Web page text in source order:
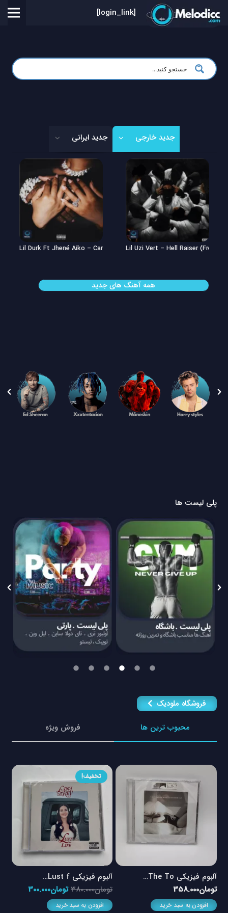
[login_link]
جدید خارجی جدید ایرانی
Lil Durk Ft Jhené Aiko – Can’t
Lil Uzi Vert – Double See
همه آهنگ های جدید
پلی لیست ها
فروشگاه ملودیک
محبوب ترین ها
فروش ویژه
آلبوم فیزیکی The To…
تومان358.000
افزودن به سبد خرید
تخفیف!
آلبوم فیزیکی Lust f…
تومان380.000قیمت
اصلی
تومان300.000قیمت
افزودن به سبد خرید